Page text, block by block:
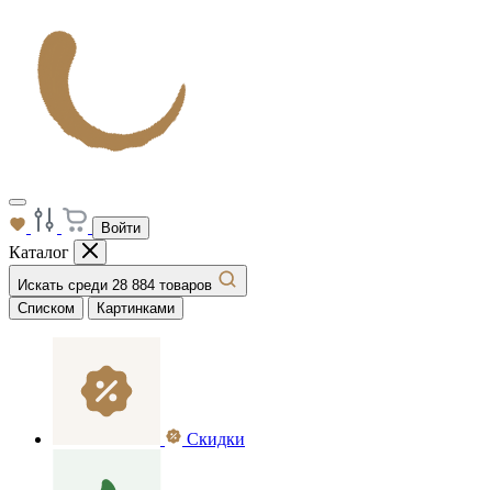
Войти
Каталог
Искать среди 28 884 товаров
Списком
Картинками
Скидки